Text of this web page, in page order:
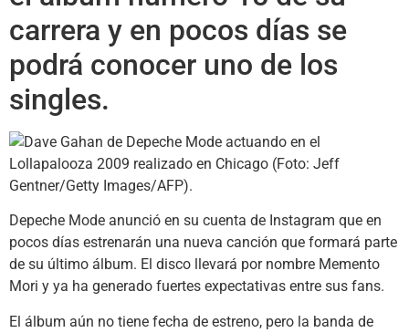
carrera y en pocos días se
podrá conocer uno de los
singles.
Depeche Mode anunció en su cuenta de Instagram que en
pocos días estrenarán una nueva canción que formará parte
de su último álbum. El disco llevará por nombre Memento
Mori y ya ha generado fuertes expectativas entre sus fans.
El álbum aún no tiene fecha de estreno, pero la banda de